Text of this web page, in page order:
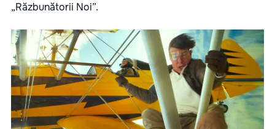
„Răzbunătorii Noi”.